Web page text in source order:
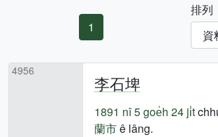
1
排列
4956
李石埤
1891 nî5 goe̍h 24 ji̍t
蘭市ê lâng.